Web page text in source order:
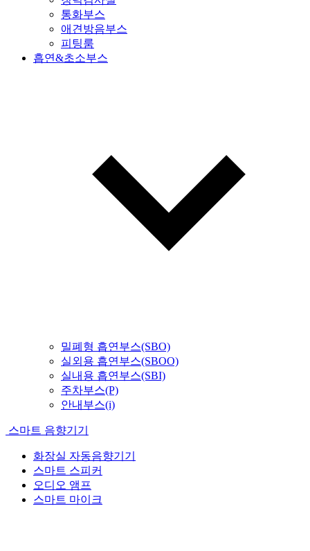
통화부스
애견방음부스
피팅룸
흡연&초소부스
밀폐형 흡연부스(SBO)
실외용 흡연부스(SBOO)
실내용 흡연부스(SBI)
주차부스(P)
안내부스(i)
스마트 음향기기
화장실 자동음향기기
스마트 스피커
오디오 앰프
스마트 마이크